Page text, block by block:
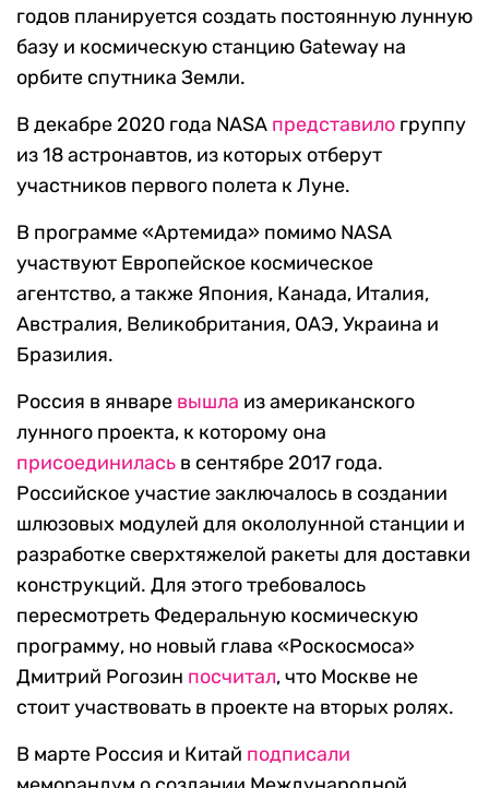
годов планируется создать постоянную лунную
базу и космическую станцию Gateway на
орбите спутника Земли.
В декабре 2020 года NASA представило группу
из 18 астронавтов, из которых отберут
участников первого полета к Луне.
В программе «Артемида» помимо NASA
участвуют Европейское космическое
агентство, а также Япония, Канада, Италия,
Австралия, Великобритания, ОАЭ, Украина и
Бразилия.
Россия в январе вышла из американского
лунного проекта, к которому она
присоединилась в сентябре 2017 года.
Российское участие заключалось в создании
шлюзовых модулей для окололунной станции и
разработке сверхтяжелой ракеты для доставки
конструкций. Для этого требовалось
пересмотреть Федеральную космическую
программу, но новый глава «Роскосмоса»
Дмитрий Рогозин посчитал, что Москве не
стоит участвовать в проекте на вторых ролях.
В марте Россия и Китай подписали